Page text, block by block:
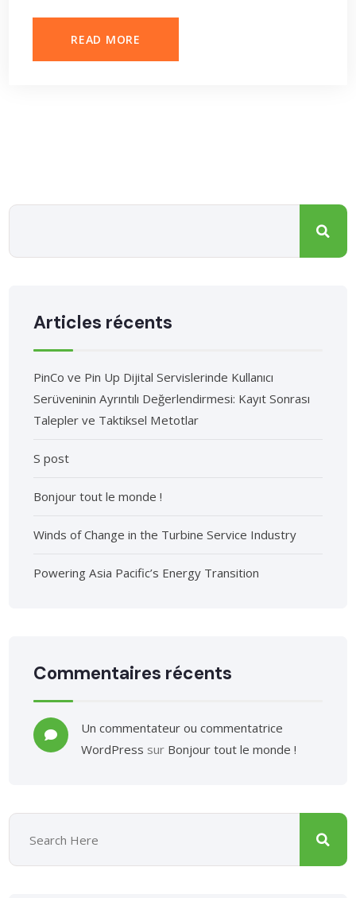
READ MORE
Articles récents
PinCo ve Pin Up Dijital Servislerinde Kullanıcı
Serüveninin Ayrıntılı Değerlendirmesi: Kayıt Sonrası
Talepler ve Taktiksel Metotlar
S post
Bonjour tout le monde !
Winds of Change in the Turbine Service Industry
Powering Asia Pacific’s Energy Transition
Commentaires récents
Un commentateur ou commentatrice
WordPress sur Bonjour tout le monde !